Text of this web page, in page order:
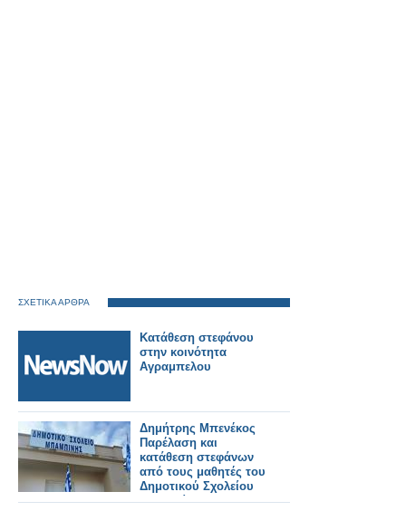
ΣΧΕΤΙΚΑ ΑΡΘΡΑ
Κατάθεση στεφάνου
στην κοινότητα
Αγραμπελου
Δημήτρης Μπενέκος
Παρέλαση και
κατάθεση στεφάνων
από τους μαθητές του
Δημοτικού Σχολείου
Μπαμπίνης!